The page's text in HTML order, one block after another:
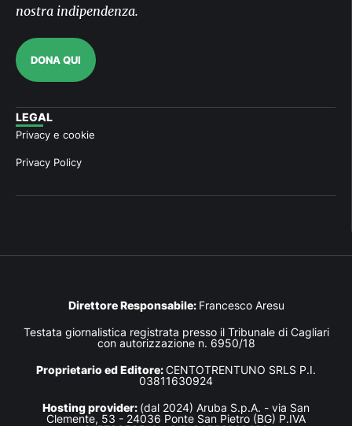
nostra indipendenza.
DONA QUI
LEGAL
Privacy e cookie
Privacy Policy
Direttore Responsabile: Francesco Aresu
Testata giornalistica registrata presso il Tribunale di Cagliari
con autorizzazione n. 6950/18
Proprietario ed Editore:CENTOTRENTUNO SRLS P.I.
03811630924
Hosting provider: (dal 2024) Aruba S.p.A. - via San
Clemente, 53 - 24036 Ponte San Pietro (BG) P.IVA